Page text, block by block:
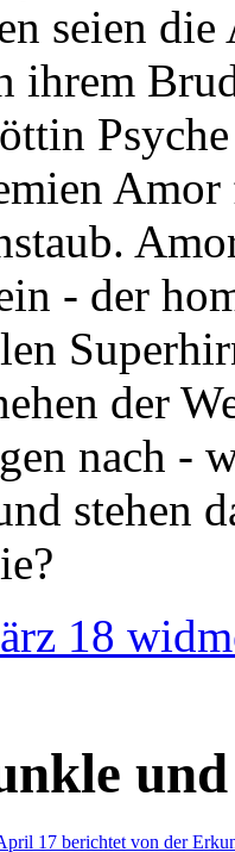
seien
ihrem
- der
der
nach -
stehen
18
17 berichtet von der